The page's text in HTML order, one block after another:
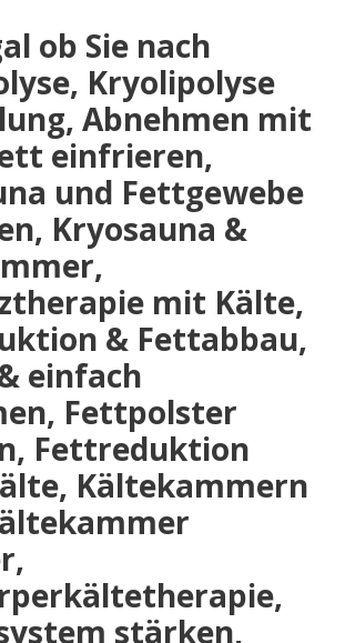
ob Sie nach
Kryolipolyse
Abnehmen mit
einfrieren,
und Fettgewebe
Kryosauna &
mit Kälte,
& Fettabbau,
einfach
Fettpolster
Fettreduktion
Kältekammern
stärken,